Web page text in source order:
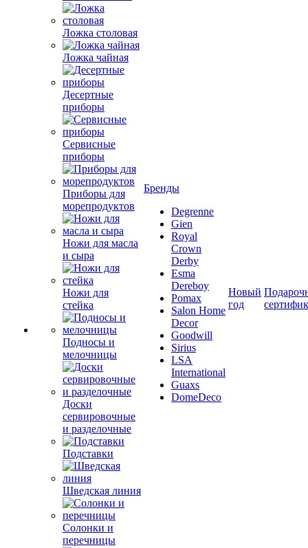
Ложка столовая
Ложка чайная
Десертные
приборы
Сервисные
приборы
Приборы для
морепродуктов
Ножи для масла
и сыра
Ножи для
стейка
Подносы и
мелочницы
Доски
сервировочные
и разделочные
Подставки
Шведская линия
Солонки и
перечницы
Бренды
Degrenne
Gien
Royal
Crown
Derby
Esma
Dereboy
Pomax
Salon Home
Decor
Goodwill
Sirius
LSA
International
Guaxs
DomeDeco
Новый
год